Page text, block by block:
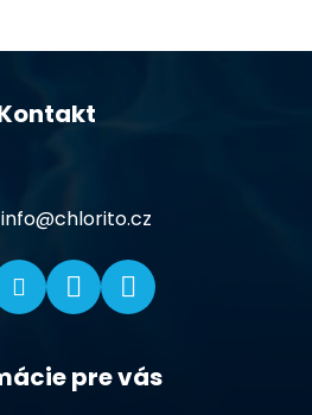
info@chlorito.cz
pre vás